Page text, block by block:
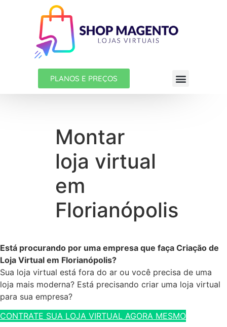
PLANOS E PREÇOS
Montar
loja virtual
em
Florianópolis
Está procurando por uma empresa que faça Criação de
Loja Virtual em Florianópolis?
Sua loja virtual está fora do ar ou você precisa de uma
loja mais moderna? Está precisando criar uma loja virtual
para sua empresa?
CONTRATE SUA LOJA VIRTUAL AGORA MESMO